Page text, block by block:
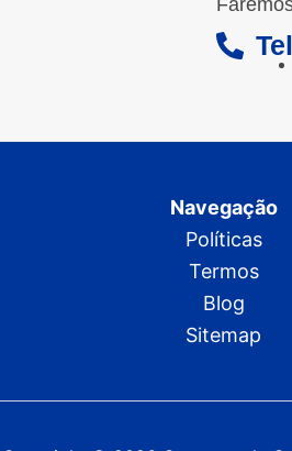
Navegação
Políticas
Termos
Blog
Sitemap